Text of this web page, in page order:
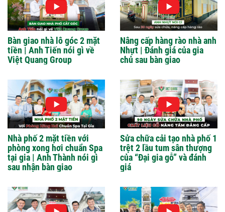
Bàn giao nhà lô góc 2 mặt
tiền | Anh Tiến nói gì về
Việt Quang Group
Nâng cấp hàng rào nhà anh
Nhựt | Đánh giá của gia
chủ sau bàn giao
Nhà phố 2 mặt tiền với
phòng xong hơi chuẩn Spa
tại gia | Anh Thành nói gì
sau nhận bàn giao
Sửa chữa cải tạo nhà phố 1
trệt 2 lầu tum sân thượng
của “Đại gia gỗ” và đánh
giá